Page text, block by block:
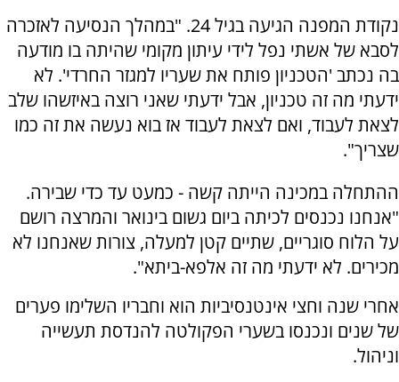
נקודת המפנה הגיעה בגיל 24. "במהלך הנסיעה לאזכרה
לסבא של אשתי נפל לידי עיתון מקומי שהיתה בו מודעה
בה נכתב 'הטכניון פותח את שעריו למגזר החרדי'. לא
ידעתי מה זה טכניון, אבל ידעתי שאני רוצה באיזשהו שלב
לצאת לעבוד, ואם לצאת לעבוד אז בוא נעשה את זה כמו
שצריך".
ההתחלה במכינה הייתה קשה - כמעט עד כדי שבירה.
"אנחנו נכנסים לכיתה ביום גשום בינואר והמרצה רושם
על הלוח סוגריים, שתיים קטן למעלה, צורות שאנחנו לא
מכירים. לא ידעתי מה זה אלפא-ביתא".
אחרי שנה וחצי אינטנסיביות הוא וחבריו השלימו פערים
של שנים ונכנסו בשערי הפקולטה להנדסת תעשייה
וניהול.